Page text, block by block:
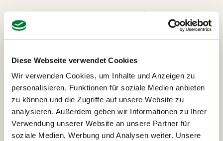
Diese Webseite verwendet Cookies
Wir verwenden Cookies, um Inhalte und Anzeigen zu
personalisieren, Funktionen für soziale Medien anbieten
zu können und die Zugriffe auf unsere Website zu
analysieren. Außerdem geben wir Informationen zu Ihrer
Verwendung unserer Website an unsere Partner für
soziale Medien, Werbung und Analysen weiter. Unsere
* das Mitbringen eines Adapters EU/UK wird
empfohlen. Alternativ bieten einige Hotels ein
begrenztes Kontingent an Adaptern (ggf. Gebühr).